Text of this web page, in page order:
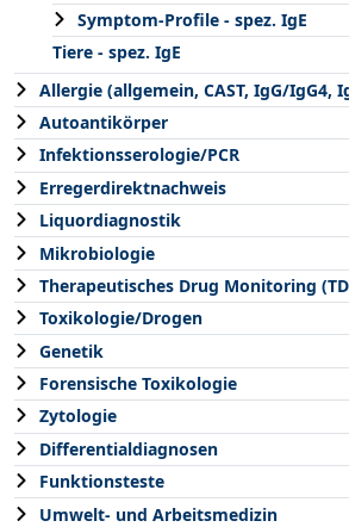
Symptom-Profile - spez. IgE
Tiere - spez. IgE
Allergie (allgemein, CAST, IgG/IgG4,
Autoantikörper
Infektionsserologie/PCR
Erregerdirektnachweis
Liquordiagnostik
Mikrobiologie
Therapeutisches Drug Monitoring
Toxikologie/Drogen
Genetik
Forensische Toxikologie
Zytologie
Differentialdiagnosen
Funktionsteste
Umwelt- und Arbeitsmedizin